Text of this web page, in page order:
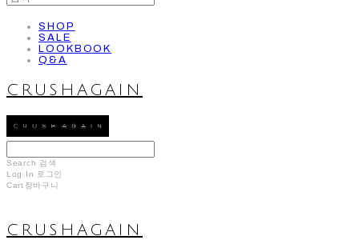
SHOP
SALE
LOOKBOOK
Q&A
CRUSHAGAIN
Search 검색
Log In
로그인
Cart 장바구니
CRUSHAGAIN